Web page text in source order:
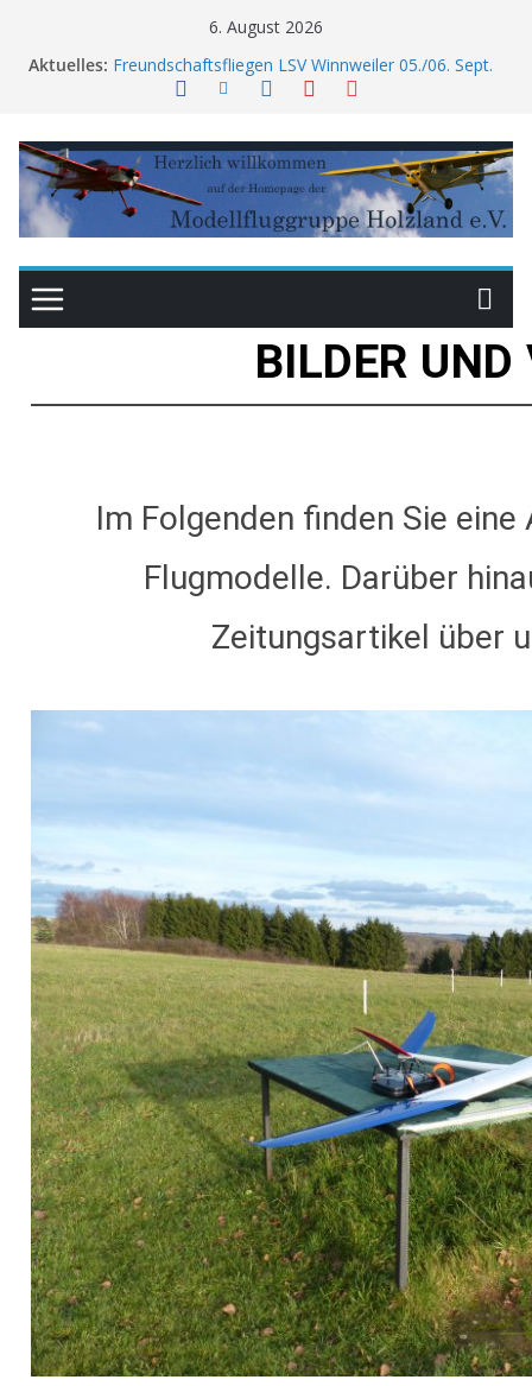
6. August 2026
Aktuelles: Freundschaftsfliegen LSV Winnweiler 05./06. Sept.
Monatssitzung vorverlegt
Anfliegen: neuer Termin
Am Wahltag kein Hallenfliegen
BILDER UND
Im Folgenden finden Sie
Flugmodelle. Darüber
Zeitungsartikel über